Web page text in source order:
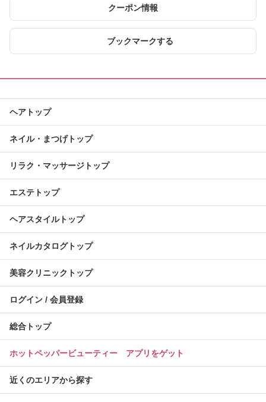
クーポン情報
ブックマークする
ヘアトップ
ネイル・まつげトップ
リラク・マッサージトップ
エステトップ
ヘアスタイルトップ
ネイルカタログトップ
美容クリニックトップ
ログイン / 会員登録
総合トップ
ホットペッパービューティー アプリをゲット
近くのエリアから探す